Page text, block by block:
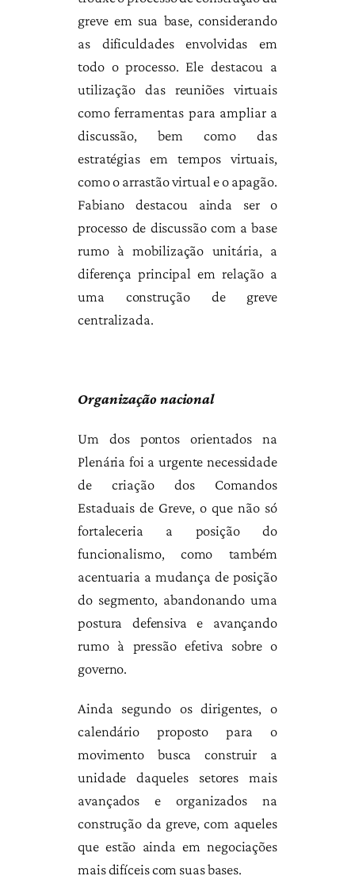
greve em sua base, considerando
as dificuldades envolvidas em
todo o processo. Ele destacou a
utilização das reuniões virtuais
como ferramentas para ampliar a
discussão, bem como das
estratégias em tempos virtuais,
como o arrastão virtual e o apagão.
Fabiano destacou ainda ser o
processo de discussão com a base
rumo à mobilização unitária, a
diferença principal em relação a
uma construção de greve
centralizada.
Organização nacional
Um dos pontos orientados na
Plenária foi a urgente necessidade
de criação dos Comandos
Estaduais de Greve, o que não só
fortaleceria a posição do
funcionalismo, como também
acentuaria a mudança de posição
do segmento, abandonando uma
postura defensiva e avançando
rumo à pressão efetiva sobre o
governo.
Ainda segundo os dirigentes, o
calendário proposto para o
movimento busca construir a
unidade daqueles setores mais
avançados e organizados na
construção da greve, com aqueles
que estão ainda em negociações
mais difíceis com suas bases.